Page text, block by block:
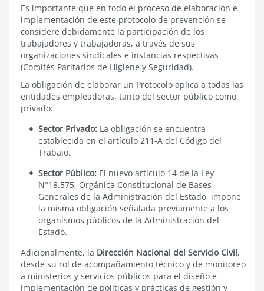
Es importante que en todo el proceso de elaboración e
implementación de este protocolo de prevención se
considere debidamente la participación de los
trabajadores y trabajadoras, a través de sus
organizaciones sindicales e instancias respectivas
(Comités Paritarios de Higiene y Seguridad).
La obligación de elaborar un Protocolo aplica a todas las
entidades empleadoras, tanto del sector público como
privado:
Sector Privado: La obligación se encuentra
establecida en el artículo 211-A del Código del
Trabajo.
Sector Público: El nuevo artículo 14 de la Ley
N°18.575, Orgánica Constitucional de Bases
Generales de la Administración del Estado, impone
la misma obligación señalada previamente a los
organismos públicos de la Administración del
Estado.
Adicionalmente, la Dirección Nacional del Servicio Civil,
desde su rol de acompañamiento técnico y de monitoreo
a ministerios y servicios públicos para el diseño e
implementación de políticas y prácticas de gestión y